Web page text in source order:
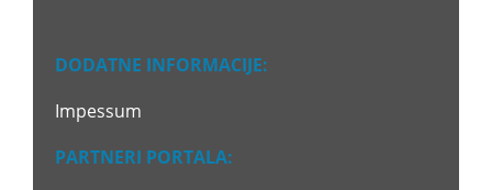
DODATNE INFORMACIJE:
Impessum
PARTNERI PORTALA: